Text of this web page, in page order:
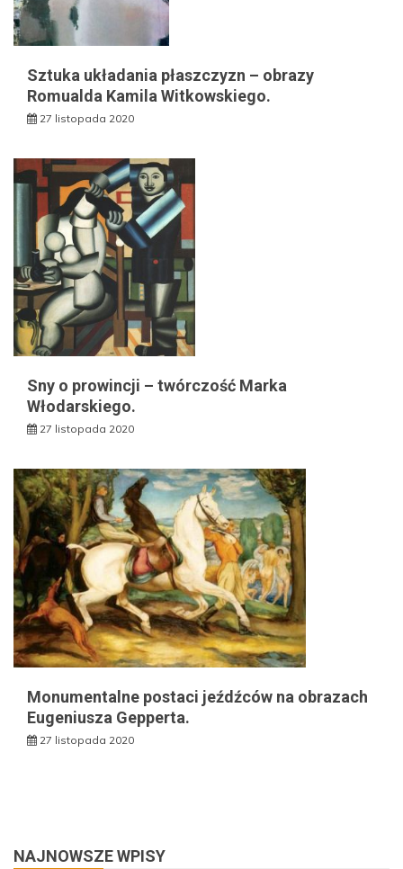
Sztuka układania płaszczyzn – obrazy
Romualda Kamila Witkowskiego.
27 listopada 2020
Sny o prowincji – twórczość Marka
Włodarskiego.
27 listopada 2020
Monumentalne postaci jeźdźców na obrazach
Eugeniusza Gepperta.
27 listopada 2020
NAJNOWSZE WPISY